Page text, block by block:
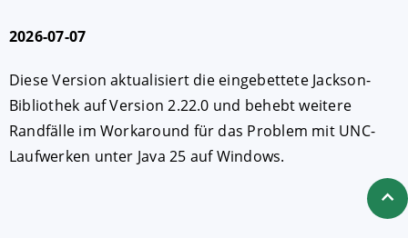
2026-07-07
Diese Version aktualisiert die eingebettete Jackson-
Bibliothek auf Version 2.22.0 und behebt weitere
Randfälle im Workaround für das Problem mit UNC-
Laufwerken unter Java 25 auf Windows.